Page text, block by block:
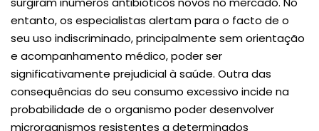
entanto, os especialistas alertam para o facto de o
seu uso indiscriminado, principalmente sem orientação
e acompanhamento médico, poder ser
significativamente prejudicial à saúde. Outra das
consequências do seu consumo excessivo incide na
probabilidade de o organismo poder desenvolver
microrganismos resistentes a determinados